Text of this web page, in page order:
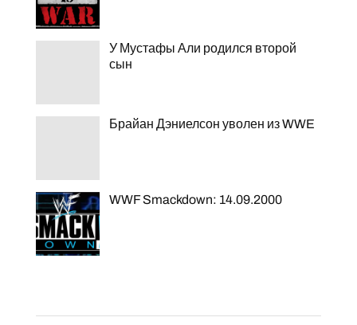
У Мустафы Али родился второй
сын
Брайан Дэниелсон уволен из WWE
WWF Smackdown: 14.09.2000